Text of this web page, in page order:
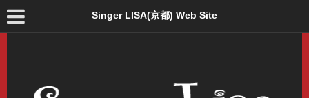
Singer LISA(京都) Web Site